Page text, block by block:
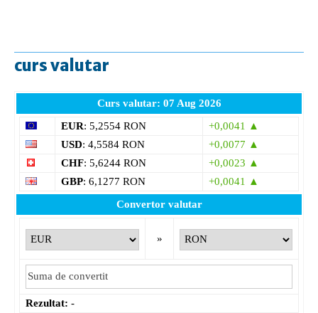
curs valutar
Curs valutar: 07 Aug 2026
EUR: 5,2554 RON
+0,0041 ▲
USD: 4,5584 RON
+0,0077 ▲
CHF: 5,6244 RON
+0,0023 ▲
GBP: 6,1277 RON
+0,0041 ▲
Convertor valutar
»
Rezultat: -